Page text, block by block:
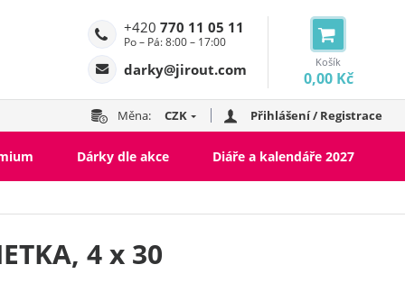
Košík
0,00 Kč
+420 770 11 05 11
Po – Pá: 8:00 – 17:00
darky@jirout.com
Měna: CZK Přihlášení / Registrace
Dárky dle akce Diáře a kalendáře 2027
4 x 30